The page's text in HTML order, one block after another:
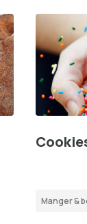
Manger &